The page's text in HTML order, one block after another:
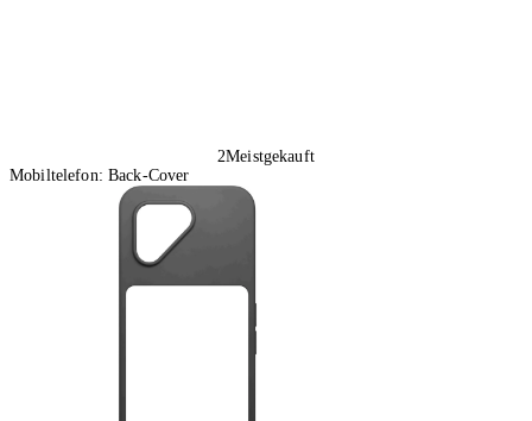
2Meistgekauft
Mobiltelefon: Back-Cover